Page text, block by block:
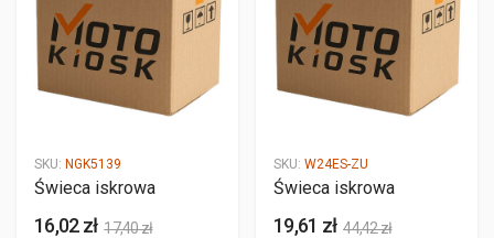
SKU: NGK5139
Świeca iskrowa
16,02 zł 17,40 zł
SKU: W24ES-ZU
Świeca iskrowa
19,61 zł 44,42 zł